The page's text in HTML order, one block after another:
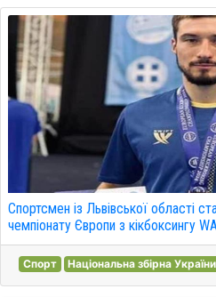
Спортсмен із Львівської області
чемпіонату Європи з кікбоксингу
Спорт Національна збірна